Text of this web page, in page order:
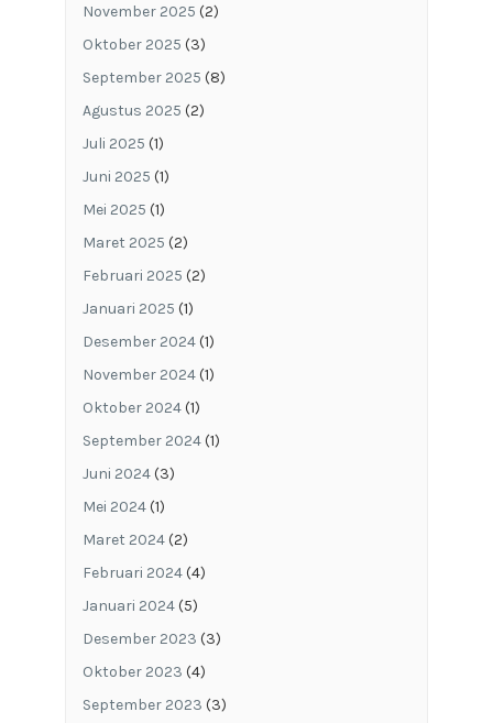
November 2025 (2)
Oktober 2025 (3)
September 2025 (8)
Agustus 2025 (2)
Juli 2025 (1)
Juni 2025 (1)
Mei 2025 (1)
Maret 2025 (2)
Februari 2025 (2)
Januari 2025 (1)
Desember 2024(1)
November 2024(1)
Oktober 2024(1)
September 2024(1)
Juni 2024(3)
Mei 2024(1)
Maret 2024(2)
Februari 2024(4)
Januari 2024(5)
Desember 2023 (3)
Oktober 2023 (4)
September 2023 (3)